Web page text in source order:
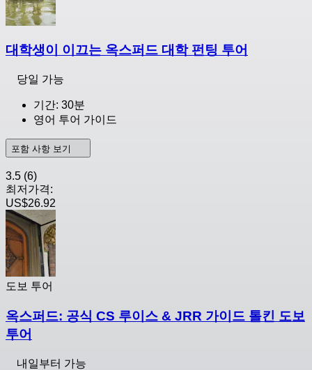
대학생이 이끄는 옥스퍼드 대학 펀팅 투어
당일 가능
기간: 30분
영어 투어 가이드
포함 사항 보기
3.5 (6)
최저가격:
US$26.92
도보 투어
옥스퍼드: 공식 CS 루이스 & JRR 가이드 톨킨 도보
투어
내일부터 가능